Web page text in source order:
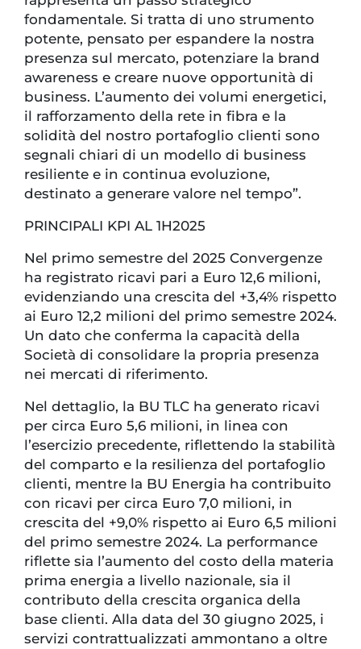
fondamentale. Si tratta di uno strumento
potente, pensato per espandere la nostra
presenza sul mercato, potenziare la brand
awareness e creare nuove opportunità di
business. L’aumento dei volumi energetici,
il rafforzamento della rete in fibra e la
solidità del nostro portafoglio clienti sono
segnali chiari di un modello di business
resiliente e in continua evoluzione,
destinato a generare valore nel tempo”.
PRINCIPALI KPI AL 1H2025
Nel primo semestre del 2025 Convergenze
ha registrato ricavi pari a Euro 12,6 milioni,
evidenziando una crescita del +3,4% rispetto
ai Euro 12,2 milioni del primo semestre 2024.
Un dato che conferma la capacità della
Società di consolidare la propria presenza
nei mercati di riferimento.
Nel dettaglio, la BU TLC ha generato ricavi
per circa Euro 5,6 milioni, in linea con
l’esercizio precedente, riflettendo la stabilità
del comparto e la resilienza del portafoglio
clienti, mentre la BU Energia ha contribuito
con ricavi per circa Euro 7,0 milioni, in
crescita del +9,0% rispetto ai Euro 6,5 milioni
del primo semestre 2024. La performance
riflette sia l’aumento del costo della materia
prima energia a livello nazionale, sia il
contributo della crescita organica della
base clienti. Alla data del 30 giugno 2025, i
servizi contrattualizzati ammontano a oltre